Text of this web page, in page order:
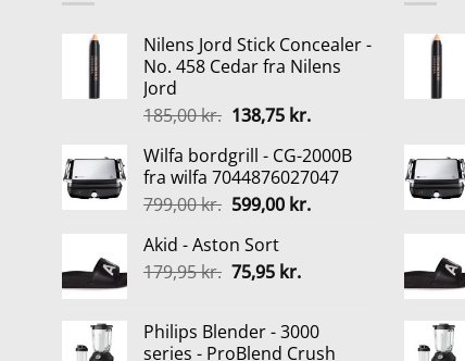
Nilens Jord Stick Concealer -
No. 458 Cedar fra Nilens
Jord
185,00kr. Den
pris
var:
185,00 kr..
138,75 kr.Den
pris
er:
138,75 kr..
Wilfa bordgrill - CG-2000B
fra wilfa 7044876027047
799,00kr. Den
pris
var:
599,00 kr.Den
Akid - Aston Sort
179,95kr. Den
var:
75,95 kr.Den
er:
Philips Blender - 3000
series - ProBlend Crush